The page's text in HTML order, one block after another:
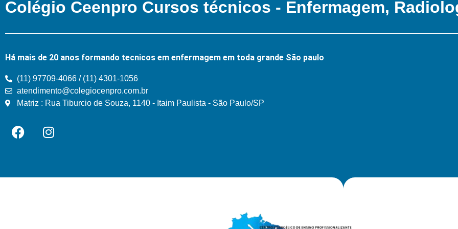
Colégio Ceenpro Cursos técnicos - Enfermagem,
Há mais de 20 anos formando tecnicos em enfermagem em toda grande São paulo
(11) 97709-4066 / (11) 4301-1056
atendimento@colegiocenpro.com.br
Matriz : Rua Tiburcio de Souza, 1140 - Itaim Paulista - São Paulo/SP